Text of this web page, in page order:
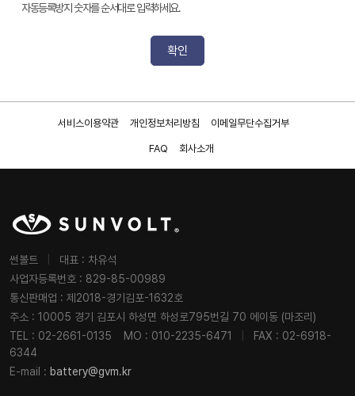
자동등록방지 숫자를 순서대로 입력하세요.
서비스이용약관 개인정보처리방침 이메일무단수집거부
FAQ 회사소개
썬볼트
대표 : 차유석
사업자등록번호 : 829-85-00989
통신판매업 : 제2018-경기김포-1632호
주소 : 10005 경기 김포시 하성면 하성로795번길 70 에이동 (마조리)
TEL : 02-2661-0135
MO : 010-2235-6471
FAX : 02-6918-
6344
E-mail : battery@gvm.kr